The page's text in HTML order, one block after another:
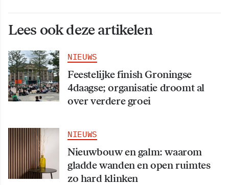
Lees ook deze artikelen
NIEUWS
Feestelijke finish Groningse
4daagse; organisatie droomt al
over verdere groei
NIEUWS
Nieuwbouw en galm: waarom
gladde wanden en open ruimtes
zo hard klinken